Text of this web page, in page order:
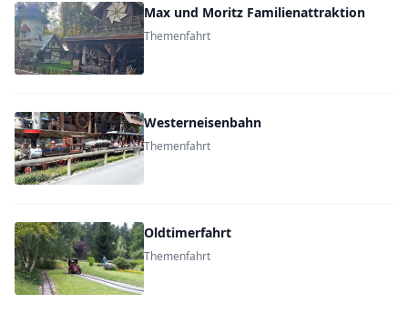
Max und Moritz Familienattraktion
Themenfahrt
Westerneisenbahn
Themenfahrt
Oldtimerfahrt
Themenfahrt